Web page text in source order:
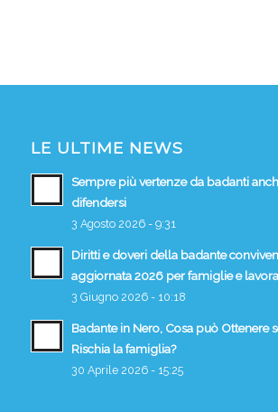
LE ULTIME NEWS
Sempre più vertenze da badanti
difendersi
3 Agosto 2026 - 9:31
Diritti e doveri della badante
aggiornata 2026 per famiglie e
3 Giugno 2026 - 10:18
Badante in Nero, Cosa può Ottenere
Rischia la famiglia?
30 Aprile 2026 - 15:25